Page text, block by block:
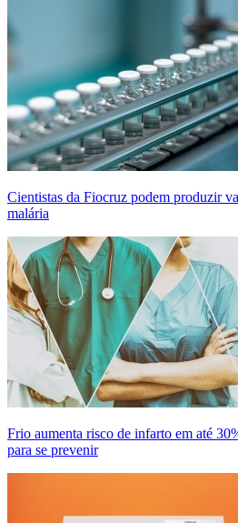
Cientistas da Fiocruz podem produzir
malária
Frio aumenta risco de infarto em até
para se prevenir